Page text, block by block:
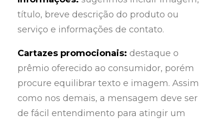
título, breve descrição do produto ou
serviço e informações de contato.
Cartazes promocionais: destaque o
prêmio oferecido ao consumidor, porém
procure equilibrar texto e imagem. Assim
como nos demais, a mensagem deve ser
de fácil entendimento para atingir um